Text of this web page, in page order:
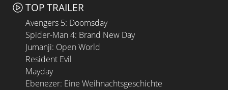
TOP TRAILER
Avengers 5: Doomsday
Spider-Man 4: Brand New Day
Jumanji: Open World
Resident Evil
Mayday
Ebenezer: Eine Weihnachtsgeschichte